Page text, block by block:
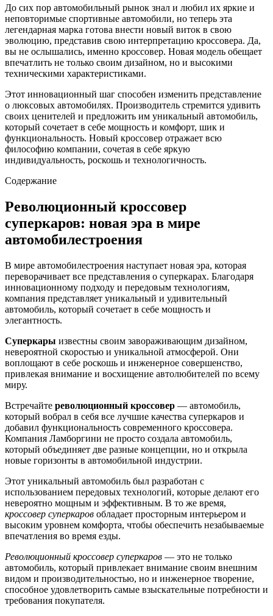
До сих пор автомобильный рынок знал и любил их яркие и
неповторимые спортивные автомобили, но теперь эта
легендарная марка готова внести новый виток в свою
эволюцию, представив свою интерпретацию кроссовера. Да,
вы не ослышались, именно кроссовер. Новая модель обещает
впечатлить не только своим дизайном, но и высокими
техническими характеристиками.
Этот инновационный шаг способен изменить представление
о люксовых автомобилях. Производитель стремится удивить
своих ценителей и предложить им уникальный автомобиль,
который сочетает в себе мощность и комфорт, шик и
функциональность. Новый кроссовер отражает всю
философию компании, сочетая в себе яркую
индивидуальность, роскошь и технологичность.
Содержание
Революционный кроссовер
суперкаров: новая эра в мире
автомобилестроения
В мире автомобилестроения наступает новая эра, которая
переворачивает все представления о суперкарах. Благодаря
инновационному подходу и передовым технологиям,
компания представляет уникальный и удивительный
автомобиль, который сочетает в себе мощность и
элегантность.
Суперкары известны своим завораживающим дизайном,
невероятной скоростью и уникальной атмосферой. Они
воплощают в себе роскошь и инженерное совершенство,
привлекая внимание и восхищение автолюбителей по всему
миру.
Встречайте революционный кроссовер — автомобиль,
который вобрал в себя все лучшие качества суперкаров и
добавил функциональность современного кроссовера.
Компания Ламборгини не просто создала автомобиль,
который объединяет две разные концепции, но и открыла
новые горизонты в автомобильной индустрии.
Этот уникальный автомобиль был разработан с
использованием передовых технологий, которые делают его
невероятно мощным и эффективным. В то же время,
кроссовер суперкаров обладает просторным интерьером и
высоким уровнем комфорта, чтобы обеспечить незабываемые
впечатления во время езды.
Революционный кроссовер суперкаров — это не только
автомобиль, который привлекает внимание своим внешним
видом и производительностью, но и инженерное творение,
способное удовлетворить самые взыскательные потребности и
требования покупателя.